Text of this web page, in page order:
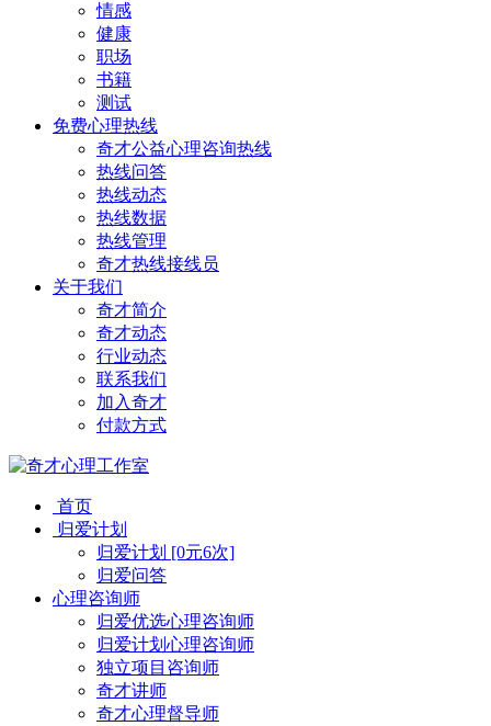
情感
健康
职场
书籍
测试
免费心理热线
奇才公益心理咨询热线
热线问答
热线动态
热线数据
热线管理
奇才热线接线员
关于我们
奇才简介
奇才动态
行业动态
联系我们
加入奇才
付款方式
首页
归爱计划
归爱计划 [0元6次]
归爱问答
心理咨询师
归爱优选心理咨询师
归爱计划心理咨询师
独立项目咨询师
奇才讲师
奇才心理督导师